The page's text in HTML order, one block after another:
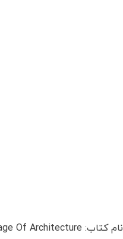
نام کتاب: The Classical Language Of Architecture